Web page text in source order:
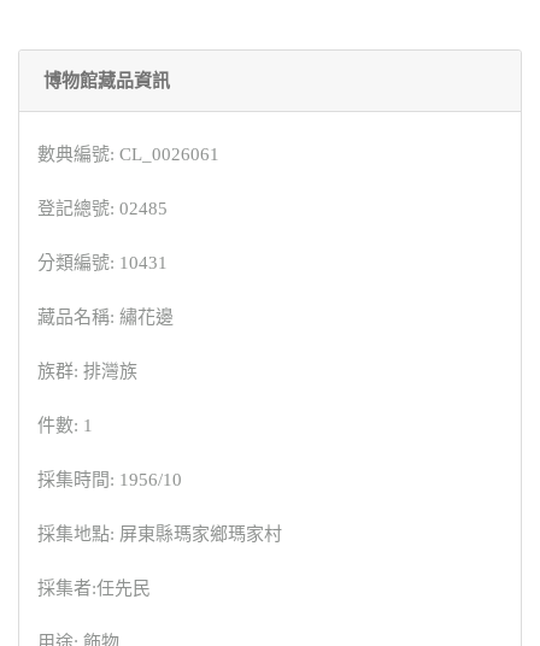
博物館藏品資訊
數典編號: CL_0026061
登記總號: 02485
分類編號: 10431
藏品名稱: 繡花邊
族群: 排灣族
件數: 1
採集時間: 1956/10
採集地點: 屏東縣瑪家鄉瑪家村
採集者:任先民